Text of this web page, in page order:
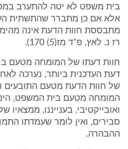
בית משפט לא יטה להתערב
אלא אם כן מתברר שהתשתית
רז נ. לאץ, פ"ד מז(5) 170).
חוות דעתו של המומחה מטעם
דעת העדכנית ביותר, נערכה
של חוות הדעת מטעם התובעים
המומחה מטעם בית המשפט,
ואובייקטיבי. בענייננו, ממצאיו
סבירים, ואין לומר שעמדתו
ההבהרה.